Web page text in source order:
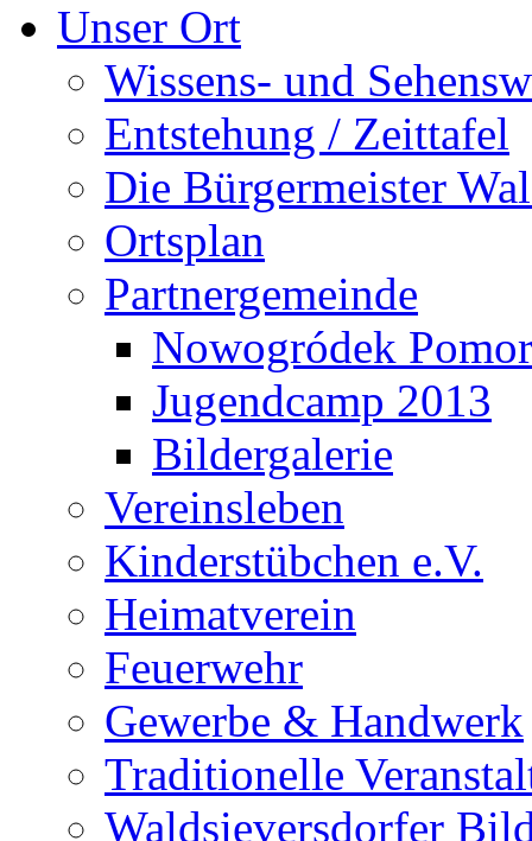
Unser Ort
Wissens- und
Entstehung / Zeittafel
Die Bürgermeister
Ortsplan
Partnergemeinde
Nowogródek
Jugendcamp 2013
Bildergalerie
Vereinsleben
Kinderstübchen e.V.
Heimatverein
Feuerwehr
Gewerbe & Handwerk
Traditionelle
Waldsieversdorfer